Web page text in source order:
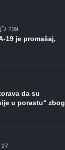
239komentara
19 je promašaj,
da su
u porastu“ zbog
27komentara